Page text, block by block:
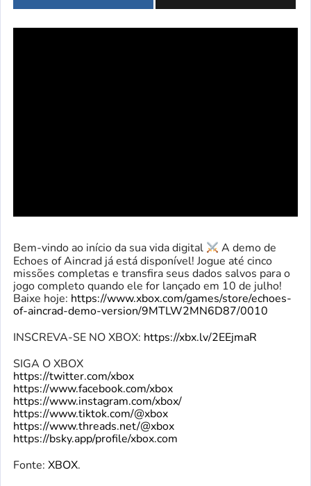
Bem-vindo ao início da sua vida digital
A demo de
Echoes of Aincrad já está disponível! Jogue até cinco
missões completas e transfira seus dados salvos para o
jogo completo quando ele for lançado em 10 de julho!
Baixe hoje: https://www.xbox.com/games/store/echoes-
of-aincrad-demo-version/9MTLW2MN6D87/0010
INSCREVA-SE NO XBOX: https://xbx.lv/2EEjmaR
SIGA O XBOX
https://twitter.com/xbox
https://www.facebook.com/xbox
https://www.instagram.com/xbox/
https://www.tiktok.com/@xbox
https://www.threads.net/@xbox
https://bsky.app/profile/xbox.com
Fonte: XBOX.